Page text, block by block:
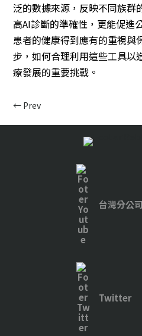
泛的數據來源，反映不同族群
高AI診斷的準確性，更能促進
患者的健康得到應有的重視與
步，如何合理利用這些工具以
療發展的重要挑戰。
← Prev
台灣分公司
Twitter